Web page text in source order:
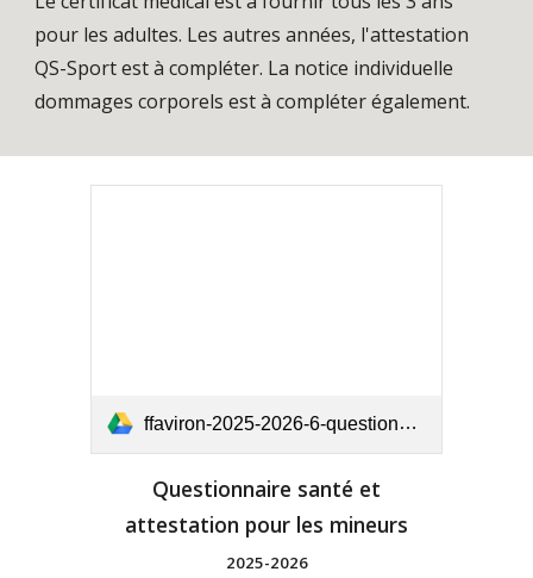
pour les adultes. Les autres années, l'attestation
QS-Sport est à compléter. La notice individuelle
dommages corporels est à compléter également.
ffaviron-2025-2026-6-questionnaire-de-sante-et-attestation-pour-les-mineurs.pdf
Questionnaire santé et
attestation pour les mineurs
2025-2026